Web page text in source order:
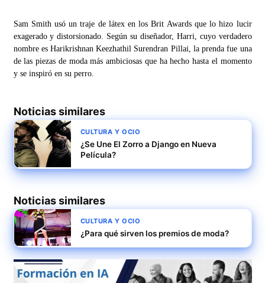
Sam Smith usó un traje de látex en los Brit Awards que lo hizo lucir
exagerado y distorsionado. Según su diseñador, Harri, cuyo verdadero
nombre es Harikrishnan Keezhathil Surendran Pillai, la prenda fue una
de las piezas de moda más ambiciosas que ha hecho hasta el momento
y se inspiró en su perro.
Noticias similares
CULTURA Y OCIO
¿Se Une El Zorro a Django en Nueva
Película?
Noticias similares
CULTURA Y OCIO
¿Para qué sirven los premios de moda?